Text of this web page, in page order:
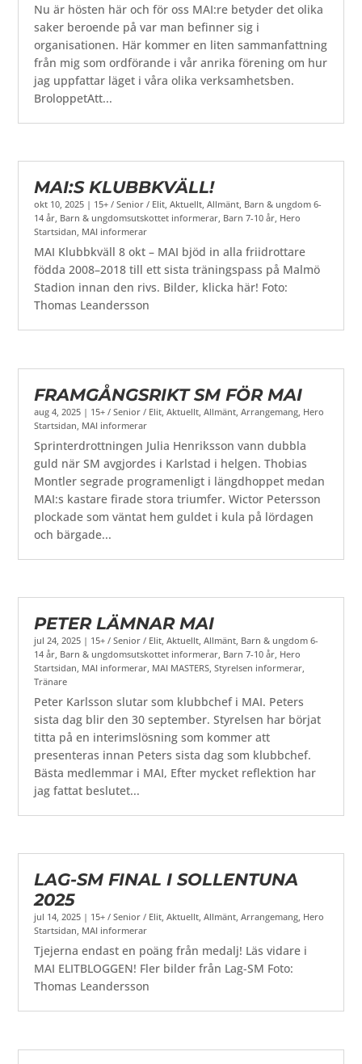
Nu är hösten här och för oss MAI:re betyder det olika
saker beroende på var man befinner sig i
organisationen. Här kommer en liten sammanfattning
från mig som ordförande i vår anrika förening om hur
jag uppfattar läget i våra olika verksamhetsben.
BroloppetAtt...
MAI:S KLUBBKVÄLL!
okt 10, 2025 | 15+ / Senior / Elit,Aktuellt,Allmänt, Barn & ungdom 6-
14 år, Barn & ungdomsutskottet informerar, Barn 7-10 år, Hero
Startsidan, MAI informerar
MAI Klubbkväll 8 okt – MAI bjöd in alla friidrottare
födda 2008–2018 till ett sista träningspass på Malmö
Stadion innan den rivs. Bilder, klicka här! Foto:
Thomas Leandersson
FRAMGÅNGSRIKT SM FÖR MAI
aug 4, 2025 | 15+ / Senior / Elit ,Aktuellt ,Allmänt ,Arrangemang Hero
Startsidan MAI informerar
Sprinterdrottningen Julia Henriksson vann dubbla
guld när SM avgjordes i Karlstad i helgen. Thobias
Montler segrade programenligt i längdhoppet medan
MAI:s kastare firade stora triumfer. Wictor Petersson
plockade som väntat hem guldet i kula på lördagen
och bärgade...
PETER LÄMNAR MAI
jul 24, 2025 | 15+ / Senior / Elit ,Aktuellt ,Allmänt Barn & ungdom 6-
14 år Barn & ungdomsutskottet informerar Barn 7-10 år Hero
Startsidan MAI informerar MAI MASTERS ,Styrelsen informerar
Tränare
Peter Karlsson slutar som klubbchef i MAI. Peters
sista dag blir den 30 september. Styrelsen har börjat
titta på en interimslösning som kommer att
presenteras innan Peters sista dag som klubbchef.
Bästa medlemmar i MAI, Efter mycket reflektion har
jag fattat beslutet...
LAG-SM FINAL I SOLLENTUNA
2025
jul 14, 2025 | 15+ / Senior / Elit,Aktuellt,Allmänt,Arrangemang, Hero
Startsidan, MAI informerar
Tjejerna endast en poäng från medalj! Läs vidare i
MAI ELITBLOGGEN! Fler bilder från Lag-SM Foto:
Thomas Leandersson